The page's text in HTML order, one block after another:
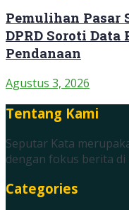
Pemulihan Pasar
DPRD Soroti Data
Pendanaan
Agustus 3, 2026
Tentang Kami
Seputar Kata
dengan fokus berita di
Categories